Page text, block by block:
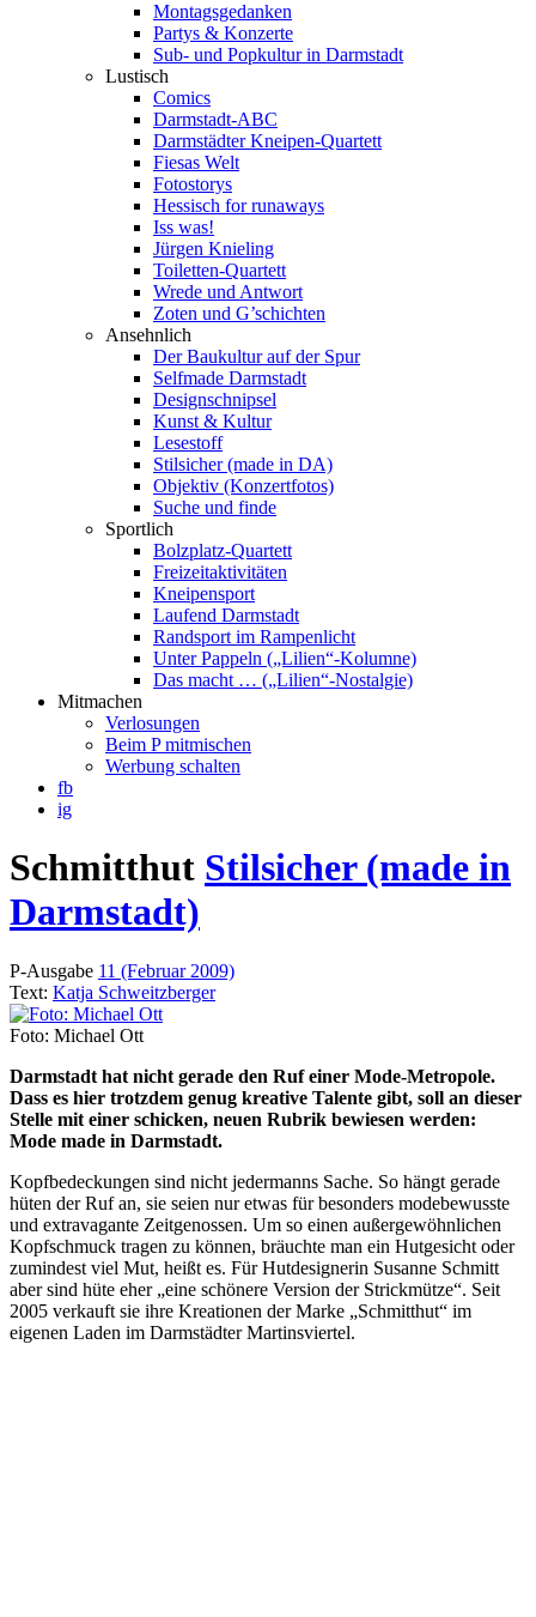
Montagsgedanken
Partys & Konzerte
Sub- und Popkultur in Darmstadt
Lustisch
Comics
Darmstadt-ABC
Darmstädter Kneipen-Quartett
Fiesas Welt
Fotostorys
Hessisch for runaways
Iss was!
Jürgen Knieling
Toiletten-Quartett
Wrede und Antwort
Zoten und G’schichten
Ansehnlich
Der Baukultur auf der Spur
Selfmade Darmstadt
Designschnipsel
Kunst & Kultur
Lesestoff
Stilsicher (made in DA)
Objektiv (Konzertfotos)
Suche und finde
Sportlich
Bolzplatz-Quartett
Freizeitaktivitäten
Kneipensport
Laufend Darmstadt
Randsport im Rampenlicht
Unter Pappeln („Lilien“-Kolumne)
Das macht … („Lilien“-Nostalgie)
Mitmachen
Verlosungen
Beim P mitmischen
Werbung schalten
fb
ig
Schmitthut Stilsicher (made in
Darmstadt)
P-Ausgabe 11 (Februar 2009)
Text: Katja Schweitzberger
Foto: Michael Ott
Darmstadt hat nicht gerade den Ruf einer Mode-Metropole.
Dass es hier trotzdem genug kreative Talente gibt, soll an dieser
Stelle mit einer schicken, neuen Rubrik bewiesen werden:
Mode made in Darmstadt.
Kopfbedeckungen sind nicht jedermanns Sache. So hängt gerade
hüten der Ruf an, sie seien nur etwas für besonders modebewusste
und extravagante Zeitgenossen. Um so einen außergewöhnlichen
Kopfschmuck tragen zu können, bräuchte man ein Hutgesicht oder
zumindest viel Mut, heißt es. Für Hutdesignerin Susanne Schmitt
aber sind hüte eher „eine schönere Version der Strickmütze“. Seit
2005 verkauft sie ihre Kreationen der Marke „Schmitthut“ im
eigenen Laden im Darmstädter Martinsviertel.